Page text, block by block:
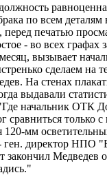
по всем
перед печатью
- во всех
вызывает
сделаем
На стенах
выдавали
начальник ОТК
только
мм
ген. директор
закончил